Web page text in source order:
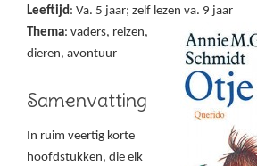
Leeftijd: Va. 5 jaar; zelf lezen va. 9 jaar
Thema: vaders, reizen,
dieren, avontuur
Samenvatting
In ruim veertig korte
hoofdstukken, die elk